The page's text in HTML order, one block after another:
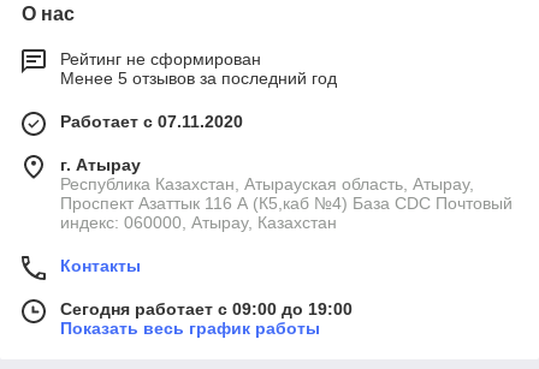
О нас
Рейтинг не сформирован
Менее 5 отзывов за последний год
Работает с 07.11.2020
г. Атырау
Республика Казахстан, Атырауская область, Атырау,
Проспект Азаттык 116 А (К5,каб №4) База CDC Почтовый
индекс: 060000, Атырау, Казахстан
Контакты
Сегодня работает с 09:00 до 19:00
Показать весь график работы